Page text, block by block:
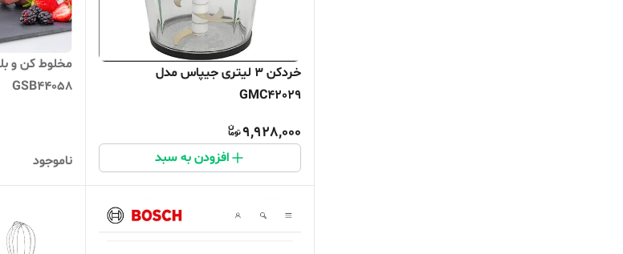
خردکن 3 لیتری جیپاس مدل
GMC42029
9,928,000
افزودن به سبد
مخلوط کن و
GSB44058
ناموجود